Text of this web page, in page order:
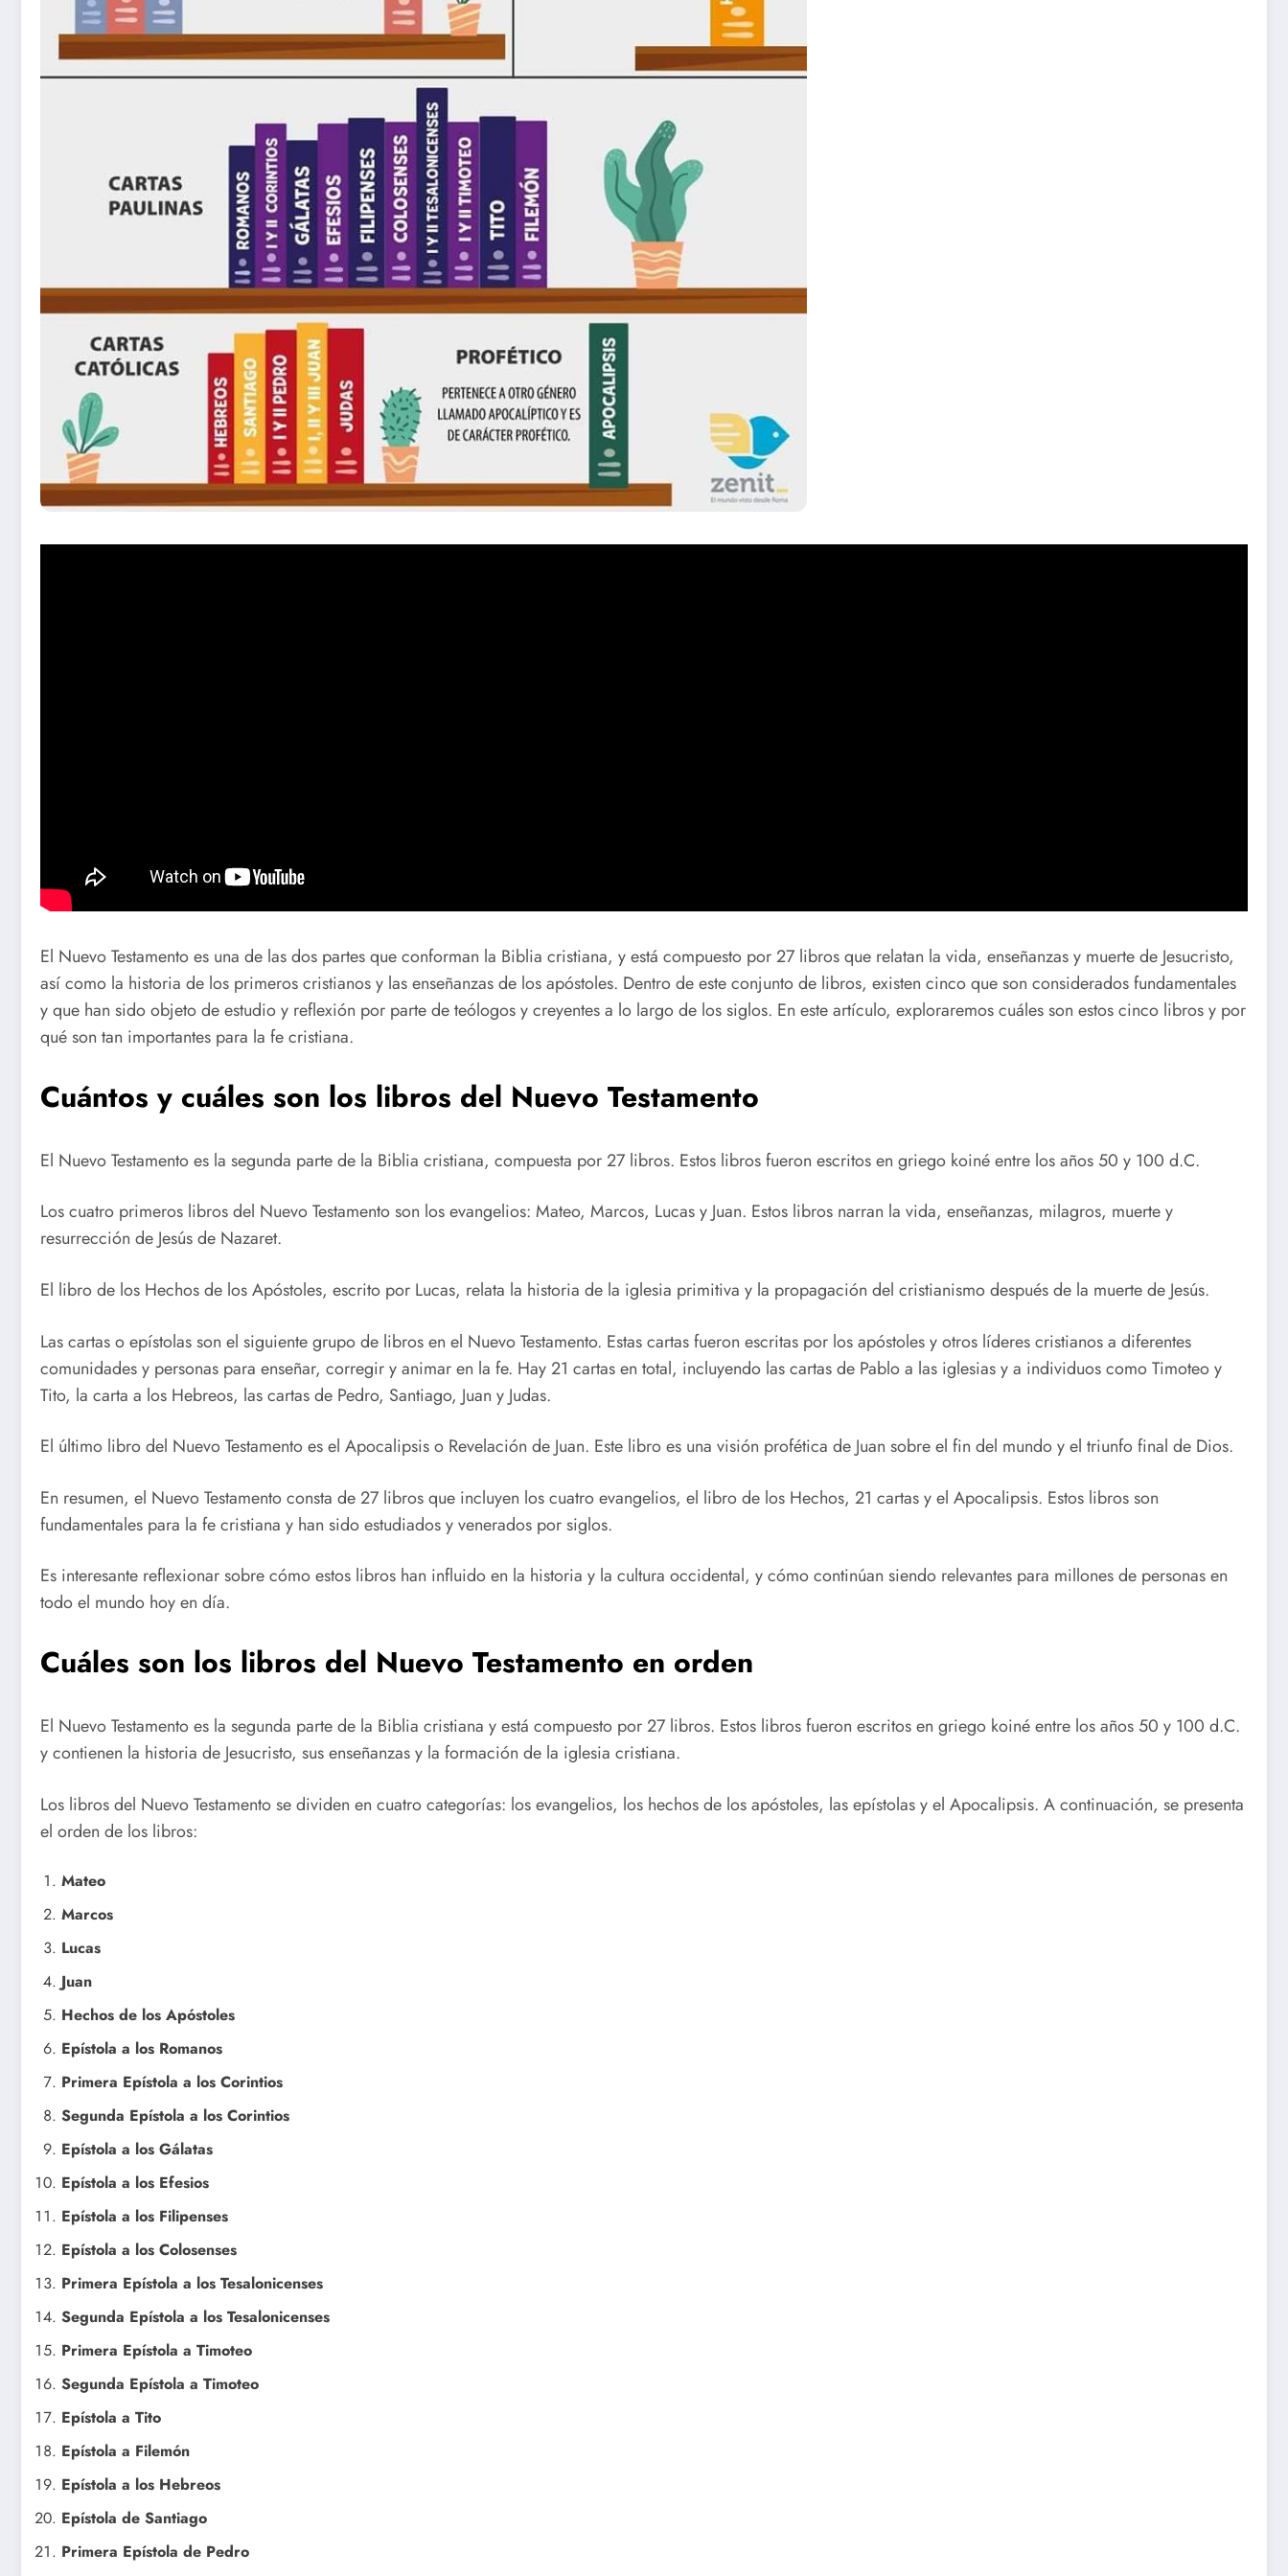
El Nuevo Testamento es una de las dos partes que conforman la Biblia cristiana, y está compuesto por 27 libros que relatan la vida, enseñanzas y muerte de Jesucristo,
así como la historia de los primeros cristianos y las enseñanzas de los apóstoles. Dentro de este conjunto de libros, existen cinco que son considerados fundamentales
y que han sido objeto de estudio y reflexión por parte de teólogos y creyentes a lo largo de los siglos. En este artículo, exploraremos cuáles son estos cinco libros y por
qué son tan importantes para la fe cristiana.
Cuántos y cuáles son los libros del Nuevo Testamento
El Nuevo Testamento es la segunda parte de la Biblia cristiana, compuesta por 27 libros. Estos libros fueron escritos en griego koiné entre los años 50 y 100 d.C.
Los cuatro primeros libros del Nuevo Testamento son los evangelios: Mateo, Marcos, Lucas y Juan. Estos libros narran la vida, enseñanzas, milagros, muerte y
resurrección de Jesús de Nazaret.
El libro de los Hechos de los Apóstoles, escrito por Lucas, relata la historia de la iglesia primitiva y la propagación del cristianismo después de la muerte de Jesús.
Las cartas o epístolas son el siguiente grupo de libros en el Nuevo Testamento. Estas cartas fueron escritas por los apóstoles y otros líderes cristianos a diferentes
comunidades y personas para enseñar, corregir y animar en la fe. Hay 21 cartas en total, incluyendo las cartas de Pablo a las iglesias y a individuos como Timoteo y
Tito, la carta a los Hebreos, las cartas de Pedro, Santiago, Juan y Judas.
El último libro del Nuevo Testamento es el Apocalipsis o Revelación de Juan. Este libro es una visión profética de Juan sobre el fin del mundo y el triunfo final de Dios.
En resumen, el Nuevo Testamento consta de 27 libros que incluyen los cuatro evangelios, el libro de los Hechos, 21 cartas y el Apocalipsis. Estos libros son
fundamentales para la fe cristiana y han sido estudiados y venerados por siglos.
Es interesante reflexionar sobre cómo estos libros han influido en la historia y la cultura occidental, y cómo continúan siendo relevantes para millones de personas en
todo el mundo hoy en día.
Cuáles son los libros del Nuevo Testamento en orden
El Nuevo Testamento es la segunda parte de la Biblia cristiana y está compuesto por 27 libros. Estos libros fueron escritos en griego koiné entre los años 50 y 100 d.C.
y contienen la historia de Jesucristo, sus enseñanzas y la formación de la iglesia cristiana.
Los libros del Nuevo Testamento se dividen en cuatro categorías: los evangelios, los hechos de los apóstoles, las epístolas y el Apocalipsis. A continuación, se presenta
el orden de los libros:
Mateo
Marcos
Lucas
Juan
Hechos de los Apóstoles
Epístola a los Romanos
Primera Epístola a los Corintios
Segunda Epístola a los Corintios
Epístola a los Gálatas
Epístola a los Efesios
Epístola a los Filipenses
Epístola a los Colosenses
Primera Epístola a los Tesalonicenses
Segunda Epístola a los Tesalonicenses
Primera Epístola a Timoteo
Segunda Epístola a Timoteo
Epístola a Tito
Epístola a Filemón
Epístola a los Hebreos
Epístola de Santiago
Primera Epístola de Pedro